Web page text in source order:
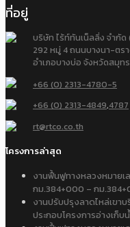
ที่อยู่
บริษัท ไร้ท์ทันเน็ลลิ่ง จำกัด
292 หมู่ 4 ถนนบางนา-ตร
อำเภอบางบ่อ จังหวัดสมุท
+66 (0) 2313-4780-5
+66 (0) 2313-4849,4787
rt@rtco.co.th
โครงการล่าสุด
งานฟื้นฟูทางหลวงหมายเ
กม.384+000 – กม
งานปรับปรุงลาดไหล่เขา
ประกอบโครงการอ่างเก็บ